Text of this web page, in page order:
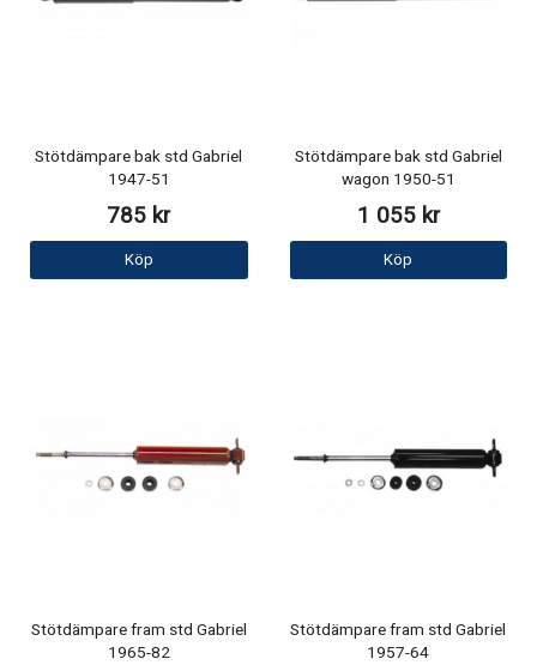
Stötdämpare bak std Gabriel
1947-51
785 kr
Köp
Stötdämpare bak std Gabriel
wagon 1950-51
1 055 kr
Köp
Stötdämpare fram std Gabriel
1965-82
Stötdämpare fram std Gabriel
1957-64